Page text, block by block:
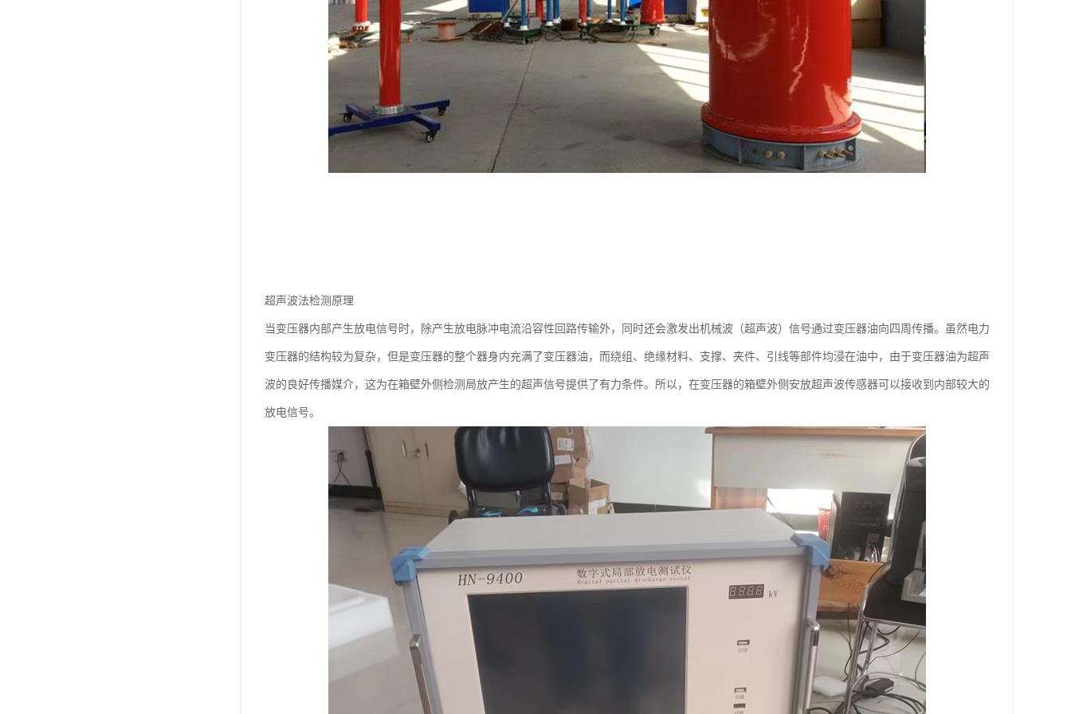
超声波法检测原理
当变压器内部产生放电信号时，除产生放电脉冲电流沿容性回路传输外，同时还会激发出机械波（超声波）信号通过变压器油向四周传播。虽然电力
变压器的结构较为复杂，但是变压器的整个器身内充满了变压器油，而绕组、绝缘材料、支撑、夹件、引线等部件均浸在油中，由于变压器油为超声
波的良好传播媒介，这为在箱壁外侧检测局放产生的超声信号提供了有力条件。所以，在变压器的箱壁外侧安放超声波传感器可以接收到内部较大的
放电信号。